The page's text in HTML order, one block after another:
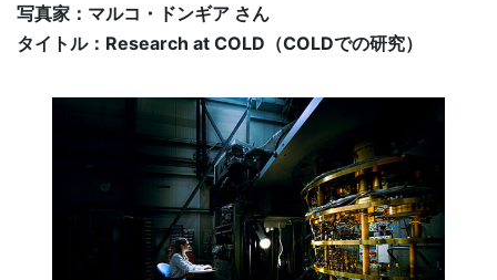
写真家：マルコ・ドンギア さん
タイトル：Research at COLD（COLDでの研究）